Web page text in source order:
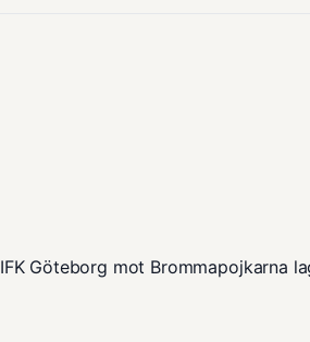
IFK Göteborg mot Brommapojkarna